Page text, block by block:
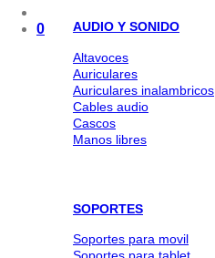
0 AUDIO Y SONIDO
Altavoces
Auriculares
Auriculares inalambricos
Cables audio
Cascos
Manos libres
SOPORTES
Soportes para movil